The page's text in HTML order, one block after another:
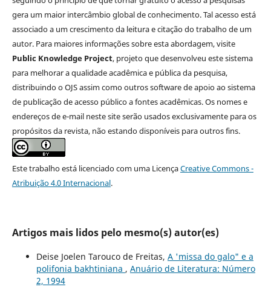
gera um maior intercâmbio global de conhecimento. Tal acesso está
associado a um crescimento da leitura e citação do trabalho de um
autor. Para maiores informações sobre esta abordagem, visite
Public Knowledge Project, projeto que desenvolveu este sistema
para melhorar a qualidade acadêmica e pública da pesquisa,
distribuindo o OJS assim como outros software de apoio ao sistema
de publicação de acesso público a fontes acadêmicas. Os nomes e
endereços de e-mail neste site serão usados exclusivamente para os
propósitos da revista, não estando disponíveis para outros fins.
Este trabalho está licenciado com uma LicençaCreative Commons -
Atribuição 4.0 Internacional.
Artigos mais lidos pelo mesmo(s) autor(es)
Deise Joelen Tarouco de Freitas, A 'missa do galo" e a
polifonia bakhtiniana , Anuário de Literatura: Número
2, 1994